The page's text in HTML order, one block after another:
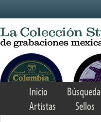
Inicio Búsqueda
Artistas
Sellos